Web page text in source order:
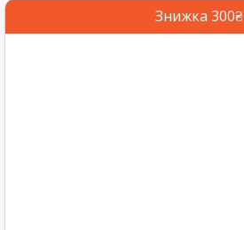
Знижка 300₴